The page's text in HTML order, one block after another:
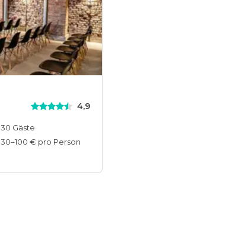
4,9
30 Gäste
30–100 € pro Person